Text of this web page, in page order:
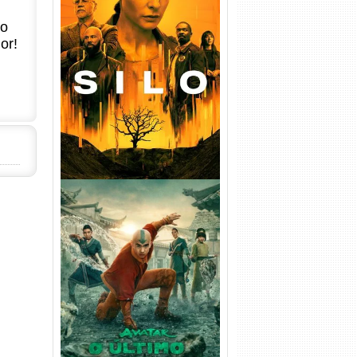
Silo 1ª Temporada Torrent
(2023) WEB-DL
720p/1080p/4K Dual Áudio
Avatar: O Último Mestre do
Ar 2ª Temporada Torrent
(2026) WEB-DL 1080p Dual
Áudio